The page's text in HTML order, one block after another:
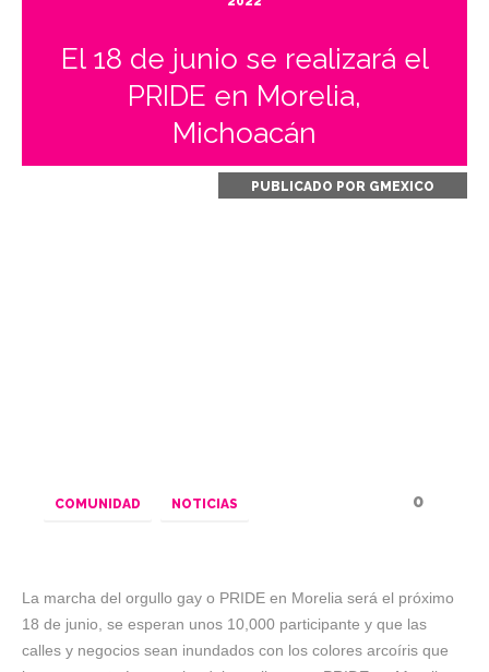
El 18 de junio se realizará el
PRIDE en Morelia,
Michoacán
PUBLICADO POR GMEXICO
COMUNIDAD NOTICIAS 0
La marcha del orgullo gay o PRIDE en Morelia será el próximo
18 de junio, se esperan unos 10,000 participante y que las
calles y negocios sean inundados con los colores arcoíris que